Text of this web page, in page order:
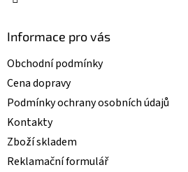
Informace pro vás
Obchodní podmínky
Cena dopravy
Podmínky ochrany osobních údajů
Kontakty
Zboží skladem
Reklamační formulář